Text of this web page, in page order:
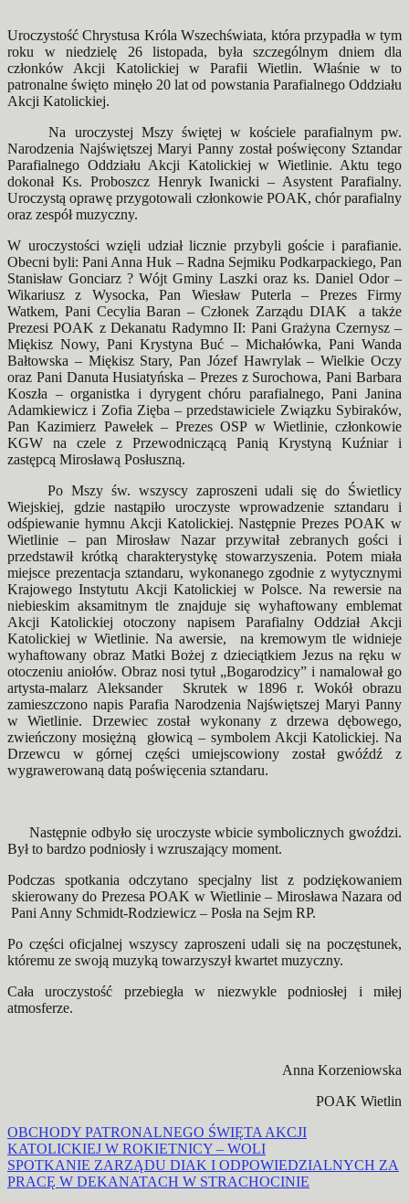
Uroczystość Chrystusa Króla Wszechświata, która przypadła w tym
roku w niedzielę 26 listopada, była szczególnym dniem dla
członków Akcji Katolickiej w Parafii Wietlin. Właśnie w to
patronalne święto minęło 20 lat od powstania Parafialnego Oddziału
Akcji Katolickiej.
Na uroczystej Mszy świętej w kościele parafialnym pw.
Narodzenia Najświętszej Maryi Panny został poświęcony Sztandar
Parafialnego Oddziału Akcji Katolickiej w Wietlinie. Aktu tego
dokonał Ks. Proboszcz Henryk Iwanicki – Asystent Parafialny.
Uroczystą oprawę przygotowali członkowie POAK, chór parafialny
oraz zespół muzyczny.
W uroczystości wzięli udział licznie przybyli goście i parafianie.
Obecni byli: Pani Anna Huk – Radna Sejmiku Podkarpackiego, Pan
Stanisław Gonciarz ? Wójt Gminy Laszki oraz ks. Daniel Odor –
Wikariusz z Wysocka, Pan Wiesław Puterla – Prezes Firmy
Watkem, Pani Cecylia Baran – Członek Zarządu DIAK a także
Prezesi POAK z Dekanatu Radymno II: Pani Grażyna Czernysz –
Miękisz Nowy, Pani Krystyna Buć – Michałówka, Pani Wanda
Bałtowska – Miękisz Stary, Pan Józef Hawrylak – Wielkie Oczy
oraz Pani Danuta Husiatyńska – Prezes z Surochowa, Pani Barbara
Koszła – organistka i dyrygent chóru parafialnego, Pani Janina
Adamkiewicz i Zofia Zięba – przedstawiciele Związku Sybiraków,
Pan Kazimierz Pawełek – Prezes OSP w Wietlinie, członkowie
KGW na czele z Przewodniczącą Panią Krystyną Kuźniar i
zastępcą Mirosławą Posłuszną.
Po Mszy św. wszyscy zaproszeni udali się do Świetlicy
Wiejskiej, gdzie nastąpiło uroczyste wprowadzenie sztandaru i
odśpiewanie hymnu Akcji Katolickiej. Następnie Prezes POAK w
Wietlinie – pan Mirosław Nazar przywitał zebranych gości i
przedstawił krótką charakterystykę stowarzyszenia. Potem miała
miejsce prezentacja sztandaru, wykonanego zgodnie z wytycznymi
Krajowego Instytutu Akcji Katolickiej w Polsce. Na rewersie na
niebieskim aksamitnym tle znajduje się wyhaftowany emblemat
Akcji Katolickiej otoczony napisem Parafialny Oddział Akcji
Katolickiej w Wietlinie. Na awersie, na kremowym tle widnieje
wyhaftowany obraz Matki Bożej z dzieciątkiem Jezus na ręku w
otoczeniu aniołów. Obraz nosi tytuł „Bogarodzicy” i namalował go
artysta-malarz Aleksander Skrutek w 1896 r. Wokół obrazu
zamieszczono napis Parafia Narodzenia Najświętszej Maryi Panny
w Wietlinie. Drzewiec został wykonany z drzewa dębowego,
zwieńczony mosiężną głowicą – symbolem Akcji Katolickiej. Na
Drzewcu w górnej części umiejscowiony został gwóźdź z
wygrawerowaną datą poświęcenia sztandaru.
Następnie odbyło się uroczyste wbicie symbolicznych gwoździ.
Był to bardzo podniosły i wzruszający moment.
Podczas spotkania odczytano specjalny list z podziękowaniem
skierowany do Prezesa POAK w Wietlinie – Mirosława Nazara od
Pani Anny Schmidt-Rodziewicz – Posła na Sejm RP.
Po części oficjalnej wszyscy zaproszeni udali się na poczęstunek,
któremu ze swoją muzyką towarzyszył kwartet muzyczny.
Cała uroczystość przebiegła w niezwykle podniosłej i miłej
atmosferze.
Anna Korzeniowska
POAK Wietlin
Nawigacja
wpisu
OBCHODY PATRONALNEGO ŚWIĘTA AKCJI
KATOLICKIEJ W ROKIETNICY – WOLI
SPOTKANIE ZARZĄDU DIAK I ODPOWIEDZIALNYCH ZA
PRACĘ W DEKANATACH W STRACHOCINIE